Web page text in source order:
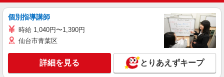
個別指導講師
時給 1,040円〜1,390円
仙台市青葉区
詳細を見る とりあえずキープ